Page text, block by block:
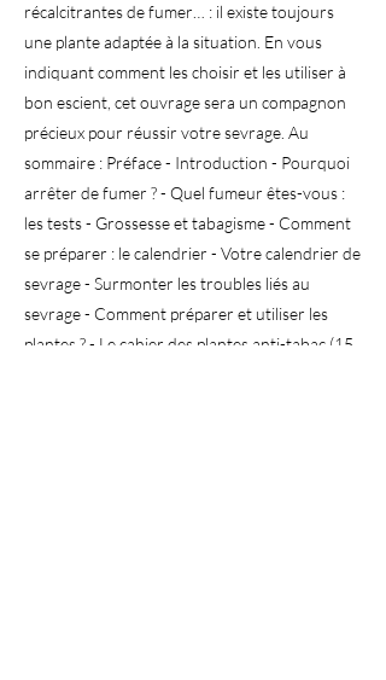
récalcitrantes de fumer… : il existe toujours
une plante adaptée à la situation. En vous
indiquant comment les choisir et les utiliser à
bon escient, cet ouvrage sera un compagnon
précieux pour réussir votre sevrage. Au
sommaire : Préface - Introduction - Pourquoi
arrêter de fumer ? - Quel fumeur êtes-vous :
les tests - Grossesse et tabagisme - Comment
se préparer : le calendrier - Votre calendrier de
sevrage - Surmonter les troubles liés au
sevrage - Comment préparer et utiliser les
plantes ? - Le cahier des plantes anti-tabac (15